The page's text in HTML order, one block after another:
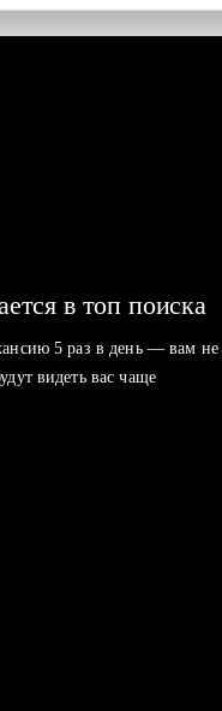
в топ поиска
5 раз в день — вам
видеть вас чаще